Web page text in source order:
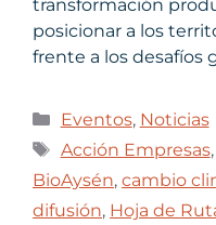
transformación
posicionar a los
frente a los desafíos
Eventos, Noticias
Acción Empresas,
BioAysén, cambio
difusión, Hoja de